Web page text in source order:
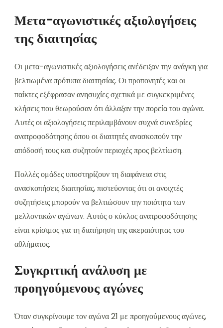
Μετα-αγωνιστικές αξιολογήσεις
της διαιτησίας
Οι μετα-αγωνιστικές αξιολογήσεις ανέδειξαν την ανάγκη για
βελτιωμένα πρότυπα διαιτησίας. Οι προπονητές και οι
παίκτες εξέφρασαν ανησυχίες σχετικά με συγκεκριμένες
κλήσεις που θεωρούσαν ότι άλλαξαν την πορεία του αγώνα.
Αυτές οι αξιολογήσεις περιλαμβάνουν συχνά συνεδρίες
ανατροφοδότησης όπου οι διαιτητές ανασκοπούν την
απόδοσή τους και συζητούν περιοχές προς βελτίωση.
Πολλές ομάδες υποστηρίζουν τη διαφάνεια στις
ανασκοπήσεις διαιτησίας, πιστεύοντας ότι οι ανοιχτές
συζητήσεις μπορούν να βελτιώσουν την ποιότητα των
μελλοντικών αγώνων. Αυτός ο κύκλος ανατροφοδότησης
είναι κρίσιμος για τη διατήρηση της ακεραιότητας του
αθλήματος.
Συγκριτική ανάλυση με
προηγούμενους αγώνες
Όταν συγκρίνουμε τον αγώνα 21 με προηγούμενους αγώνες,